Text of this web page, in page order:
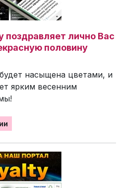
поздравляет лично Вас
половину
насыщена цветами, и
ярким весенним